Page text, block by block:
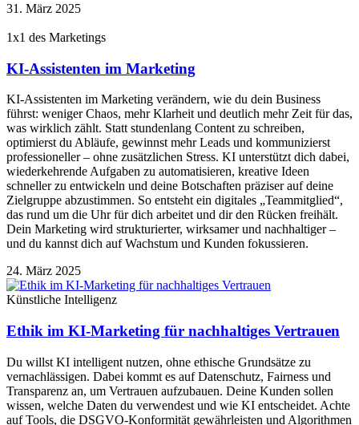
31. März 2025
1x1 des Marketings
KI-Assistenten im Marketing
KI-Assistenten im Marketing verändern, wie du dein Business
führst: weniger Chaos, mehr Klarheit und deutlich mehr Zeit für das,
was wirklich zählt. Statt stundenlang Content zu schreiben,
optimierst du Abläufe, gewinnst mehr Leads und kommunizierst
professioneller – ohne zusätzlichen Stress. KI unterstützt dich dabei,
wiederkehrende Aufgaben zu automatisieren, kreative Ideen
schneller zu entwickeln und deine Botschaften präziser auf deine
Zielgruppe abzustimmen. So entsteht ein digitales „Teammitglied“,
das rund um die Uhr für dich arbeitet und dir den Rücken freihält.
Dein Marketing wird strukturierter, wirksamer und nachhaltiger –
und du kannst dich auf Wachstum und Kunden fokussieren.
24. März 2025
Künstliche Intelligenz
Ethik im KI-Marketing für nachhaltiges Vertrauen
Du willst KI intelligent nutzen, ohne ethische Grundsätze zu
vernachlässigen. Dabei kommt es auf Datenschutz, Fairness und
Transparenz an, um Vertrauen aufzubauen. Deine Kunden sollen
wissen, welche Daten du verwendest und wie KI entscheidet. Achte
auf Tools, die DSGVO-Konformität gewährleisten und Algorithmen